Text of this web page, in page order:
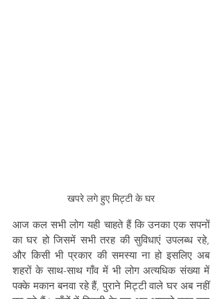
खपरे लगे हुए मिट्टी के घर
आज कल सभी लोग यही चाहते हैं कि उनका एक सपनों
का घर हो जिसमें सभी तरह की सुविधाएं उपलब्ध रहे,
और किसी भी प्रकार की समस्या ना हो इसलिए अब
शहरों के साथ-साथ गाँव में भी लोग अत्यधिक संख्या में
पक्के मकान बनवा रहे हैं, पुराने मिट्टी वाले घर अब नहीं